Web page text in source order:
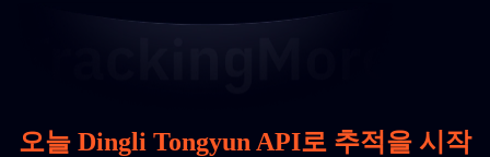
오늘 Dingli Tongyun API로 추적을 시작